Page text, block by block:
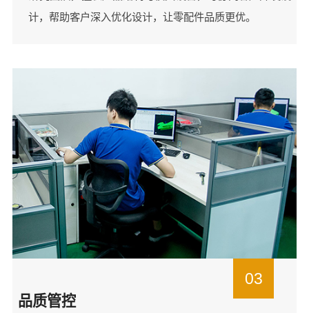
计，帮助客户深入优化设计，让零配件品质更优。
03
品质管控